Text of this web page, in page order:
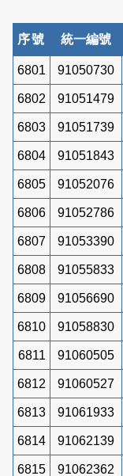
序號 統一編號
6801 91050730
6802 91051479
6803 91051739
6804 91051843
6805 91052076
6806 91052786
6807 91053390
6808 91055833
6809 91056690
6810 91058830
6811 91060505
6812 91060527
6813 91061933
6814 91062139
6815 91062362